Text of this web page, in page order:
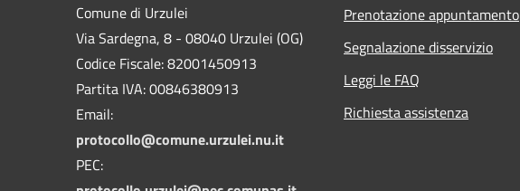
Comune di Urzulei
Via Sardegna, 8 - 08040 Urzulei (OG)
Codice Fiscale: 82001450913
Partita IVA: 00846380913
Email:
protocollo@comune.urzulei.nu.it
PEC:
Prenotazione appuntamento
Segnalazione disservizio
Leggi le FAQ
Richiesta assistenza